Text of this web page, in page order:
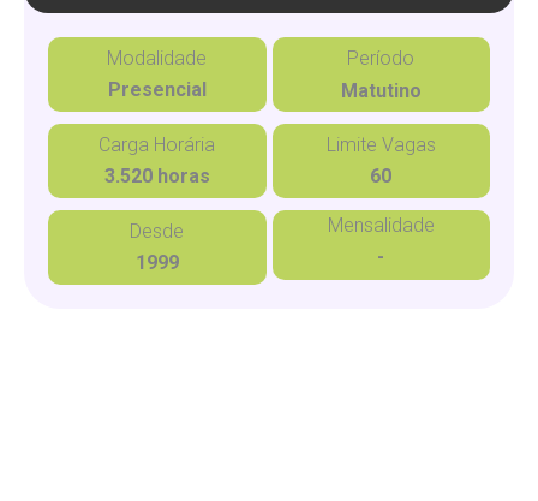
Modalidade
Presencial
Período
Matutino
Carga Horária
3.520 horas
Limite Vagas
60
Desde
1999
Mensalidade
-